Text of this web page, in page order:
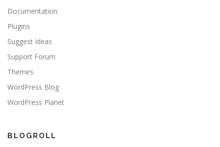
Documentation
Plugins
Suggest Ideas
Support Forum
Themes
WordPress Blog
WordPress Planet
BLOGROLL